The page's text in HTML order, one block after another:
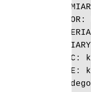
FILC:
INNE: